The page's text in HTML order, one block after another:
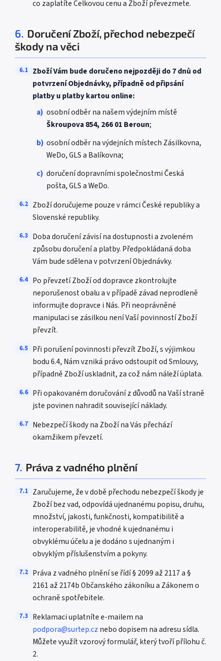
co zaplatíte Celkovou cenu a Zboží převezmete.
6. Doručení Zboží, přechod nebezpečí
škody na věci
6.1
Zboží Vám bude doručeno nejpozději do 7 dnů od
potvrzení Objednávky, případně od připsání
platby u platby kartou online:
a) osobní odběr na našem výdejním místě
Škroupova 854, 266 01 Beroun;
b) osobní odběr na výdejních místech Zásilkovna,
WeDo, GLS a Balíkovna;
c) doručení dopravními společnostmi Česká
pošta, GLS a WeDo.
6.2 Zboží doručujeme pouze v rámci České republiky a
Slovenské republiky.
6.3
Doba doručení závisí na dostupnosti a zvoleném
způsobu doručení a platby. Předpokládaná doba
Vám bude sdělena v potvrzení Objednávky.
6.4 Po převzetí Zboží od dopravce zkontrolujte
neporušenost obalu a v případě závad neprodleně
informujte dopravce i Nás. Při neoprávněné
manipulaci se zásilkou není Vaší povinností Zboží
převzít.
6.5
Při porušení povinnosti převzít Zboží, s výjimkou
bodu 6.4, Nám vzniká právo odstoupit od Smlouvy,
případně Zboží uskladnit, za což nám náleží úplata.
6.6 Při opakovaném doručování z důvodů na Vaší straně
jste povinen nahradit související náklady.
6.7 Nebezpečí škody na Zboží na Vás přechází
okamžikem převzetí.
7. Práva z vadného plnění
7.1
Zaručujeme, že v době přechodu nebezpečí škody je
Zboží bez vad, odpovídá ujednanému popisu, druhu,
množství, jakosti, funkčnosti, kompatibilitě a
interoperabilitě, je vhodné k ujednanému i
obvyklému účelu a je dodáno s ujednaným i
obvyklým příslušenstvím a pokyny.
7.2 Práva z vadného plnění se řídí § 2099 až 2117 a §
2161 až 2174b Občanského zákoníku a Zákonem o
ochraně spotřebitele.
7.3
Reklamaci uplatníte e-mailem na
podpora@surtep.cz nebo dopisem na adresu sídla.
Můžete využít vzorový formulář, který tvoří přílohu č.
2.